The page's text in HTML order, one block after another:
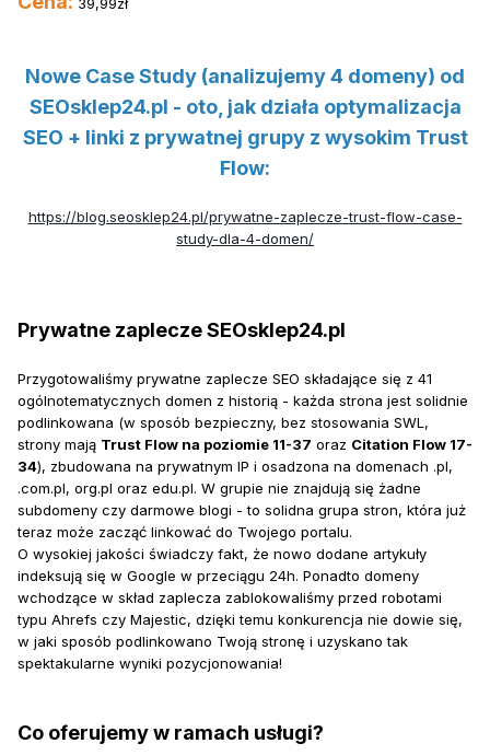
Nowe Case Study (analizujemy 4 domeny) od
SEOsklep24.pl - oto, jak działa optymalizacja
SEO + linki z prywatnej grupy z wysokim Trust
Flow:
https://blog.seosklep24.pl/prywatne-zaplecze-trust-flow-case-
study-dla-4-domen/
Prywatne zaplecze SEOsklep24.pl
Przygotowaliśmy prywatne zaplecze SEO składające się z 41
ogólnotematycznych domen z historią - każda strona jest solidnie
podlinkowana (w sposób bezpieczny, bez stosowania SWL,
strony mają Trust Flow na poziomie 11-37 oraz Citation Flow 17-
34), zbudowana na prywatnym IP i osadzona na domenach .pl,
.com.pl, org.pl oraz edu.pl. W grupie nie znajdują się żadne
subdomeny czy darmowe blogi - to solidna grupa stron, która już
teraz może zacząć linkować do Twojego portalu.
O wysokiej jakości świadczy fakt, że nowo dodane artykuły
indeksują się w Google w przeciągu 24h. Ponadto domeny
wchodzące w skład zaplecza zablokowaliśmy przed robotami
typu Ahrefs czy Majestic, dzięki temu konkurencja nie dowie się,
w jaki sposób podlinkowano Twoją stronę i uzyskano tak
spektakularne wyniki pozycjonowania!
Co oferujemy w ramach usługi?